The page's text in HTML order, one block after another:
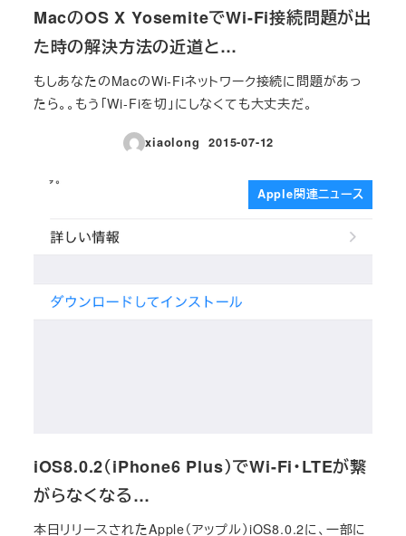
MacのOS X YosemiteでWi-Fi接続問題が出
た時の解決方法の近道と…
もしあなたのMacのWi-Fiネットワーク接続に問題があっ
たら。。もう「Wi-Fiを切」にしなくても大丈夫だ。
xiaolong
投稿日
2015-07-12
Apple関連ニュース
iOS8.0.2（iPhone6 Plus）でWi-Fi・LTEが繋
がらなくなる…
本日リリースされたApple（アップル）iOS8.0.2に、一部に